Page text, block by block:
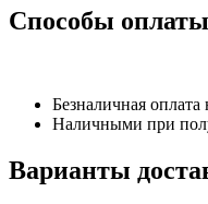
Способы оплаты
Безналичная
Наличными при
Варианты